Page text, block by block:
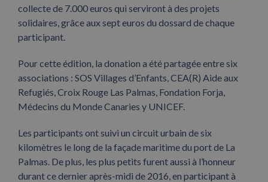
collecte de 7.000 euros qui serviront à des projets
solidaires, grâce aux sept euros du dossard de chaque
participant.
Pour cette édition, la donation a été partagée entre six
associations : SOS Villages d’Enfants, CEA(R) Aide aux
Refugiés, Croix Rouge Las Palmas, Fondation Forja,
Médecins du Monde Canaries y UNICEF.
Les participants ont suivi un circuit urbain de six
kilomètres le long de la façade maritime du port de La
Palmas. De plus, les plus petits furent aussi à l’honneur
durant ce dernier après-midi de 2016, en participant à